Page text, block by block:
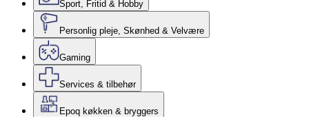
Sport, Fritid & Hobby
Personlig pleje, Skønhed & Velvære
Gaming
Services & tilbehør
Epoq køkken & bryggers